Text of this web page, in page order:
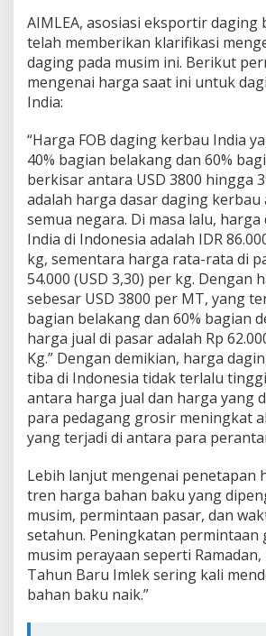
AIMLEA, asosiasi eksportir daging
telah memberikan klarifikasi
daging pada musim ini. Berikut
mengenai harga saat ini untuk
India:
“Harga FOB daging kerbau India
40% bagian belakang dan 60%
berkisar antara USD 3800 hingga
adalah harga dasar daging kerbau
semua negara. Di masa lalu,
India di Indonesia adalah IDR
kg, sementara harga rata-rata di
54.000 (USD 3,30) per kg. Dengan
sebesar USD 3800 per MT, yang
bagian belakang dan 60% bagian
harga jual di pasar adalah Rp
Kg.” Dengan demikian, harga
tiba di Indonesia tidak terlalu
antara harga jual dan harga yang
para pedagang grosir meningkat
yang terjadi di antara para
Lebih lanjut mengenai penetapan
tren harga bahan baku yang
musim, permintaan pasar, dan
setahun. Peningkatan permintaan
musim perayaan seperti
Tahun Baru Imlek sering kali
bahan baku naik.”